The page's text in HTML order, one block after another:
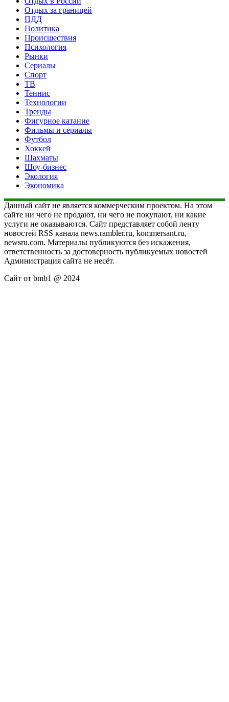
Отдых за границей
ПДД
Политика
Происшествия
Психология
Рынки
Сериалы
Спорт
ТВ
Теннис
Технологии
Тренды
Фигурное катание
Фильмы и сериалы
Футбол
Хоккей
Шахматы
Шоу-бизнес
Экология
Экономика
Данный сайт не является коммерческим проектом. На этом
сайте ни чего не продают, ни чего не покупают, ни какие
услуги не оказываются. Сайт представляет собой ленту
новостей RSS канала news.rambler.ru, kommersant.ru,
newsru.com. Материалы публикуются без искажения,
ответственность за достоверность публикуемых новостей
Администрация сайта не несёт.
Сайт от bmb1 @ 2024